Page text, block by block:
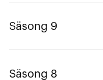
Säsong 9
Säsong 8